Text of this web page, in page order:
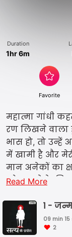
Duration
1hr 6m
Favorite
महात्मा गांधी
रण लिखने वाला
भास हो, तो उन्हें
में खामी है और
मान अनेकों का
को मापने के
मेरी विनती है।
प्रयोगों को
थाशक्‍ति और
Read More
1 -
09 min
2